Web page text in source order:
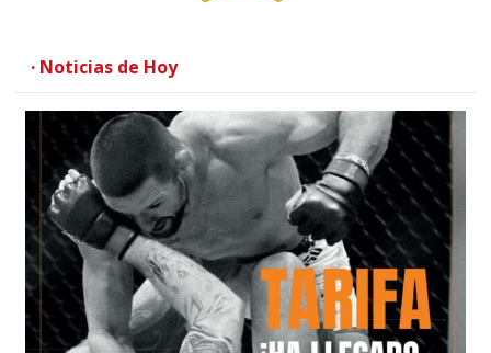
· Noticias de Hoy